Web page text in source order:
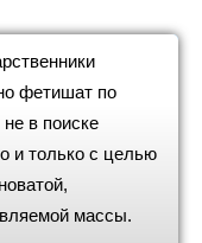
фетишат по
в поиске
и только с целью
массы.